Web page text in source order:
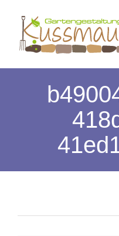
Inhalt
springen